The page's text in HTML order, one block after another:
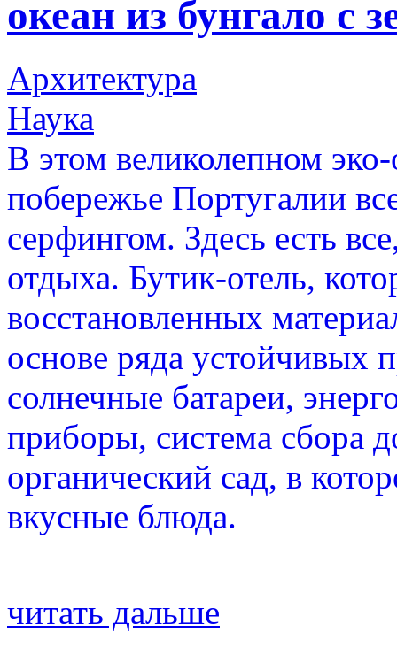
океан из бунгало с
Архитектура
Наука
В этом великолепном
побережье Португалии
серфингом. Здесь есть
отдыха. Бутик-отель,
восстановленных
основе ряда устойчивых
солнечные батареи,
приборы, система сбора
органический сад, в
вкусные блюда.
читать дальше